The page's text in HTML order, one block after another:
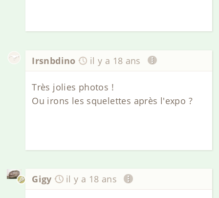
Irsnbdino il y a 18 ans
Très jolies photos !
Ou irons les squelettes après l'expo ?
Gigy il y a 18 ans